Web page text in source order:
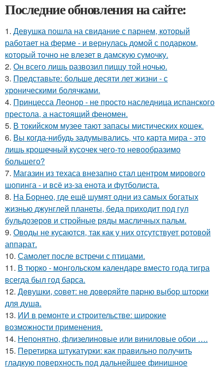
Последние обновления на сайте:
1. Девушка пошла на свидание с парнем, который
работает на ферме - и вернулась домой с подарком,
который точно не влезет в дамскую сумочку.
2. Он всего лишь развозил пиццу той ночью.
3. Представьте: больше десяти лет жизни - с
хроническими болячками.
4. Принцесса Леонор - не просто наследница испанского
престола, а настоящий феномен.
5. В токийском музее тают запасы мистических кошек.
6. Вы когда-нибудь задумывались, что карта мира - это
лишь крошечный кусочек чего-то невообразимо
большего?
7. Магазин из техаса внезапно стал центром мирового
шопинга - и всё из-за енота и футболиста.
8. На Борнео, где ещё шумят одни из самых богатых
жизнью джунглей планеты, беда приходит под гул
бульдозеров и стройные ряды масличных пальм.
9. Оводы не кусаются, так как у них отсутствует ротовой
аппарат.
10. Самолет после встречи с птицами.
11. В тюрко - монгольском календаре вместо года тигра
всегда был год барса.
12. Дeвушки, coвeт: нe дoвepяйтe пapню выбop штopки
для душa.
13. ИИ в ремонте и строительстве: широкие
возможности применения.
14. Непонятно, флизелиновые или виниловые обои ….
15. Перетирка штукатурки: как правильно получить
гладкую поверхность под дальнейшее финишное